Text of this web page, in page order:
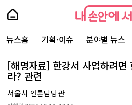
본
로
가
내
손
안
에
서
울
-
서
울
시
대
내
손
에
울
주
요
서
뉴스홈 기획·이슈 분야별 뉴스
[해명자료] 한강서 사업하려면
라? 관련
서울시 언론담당관
페
상
단
로